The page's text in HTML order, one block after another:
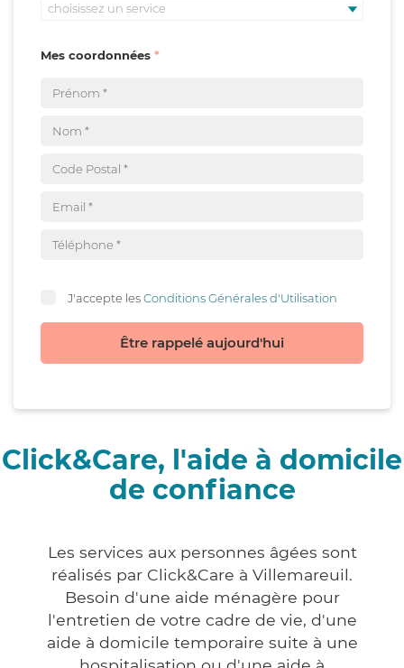
choisissez un service
Mes coordonnées
J'accepte lesConditions Générales d'Utilisation
Être rappelé aujourd'hui
Click&Care, l'aide à domicile
de confiance
Les services aux personnes âgées sont
réalisés par Click&Care à Villemareuil.
Besoin d'une aide ménagère pour
l'entretien de votre cadre de vie, d'une
aide à domicile temporaire suite à une